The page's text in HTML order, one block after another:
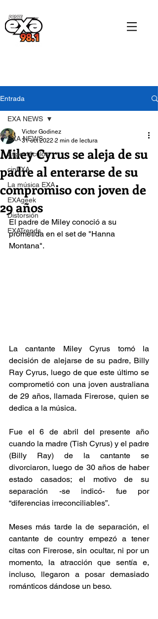
Entrada
EXA NEWS
Espectáculos
cinEXA
La música EXA
EXAgeek
Distorsión
EXATrends
EXA NEWS
Miley Cyrus se aleja de su
padre al enterarse de su
compromiso con joven de
29 años
Victor Godinez
31 oct 2022 2 min de lectura
El padre de Miley conoció a su
prometida en el set de "Hanna
Montana".
La cantante Miley Cyrus tomó la
decisión de alejarse de su padre, Billy
Ray Cyrus, luego de que este último se
comprometió con una joven australiana
de 29 años, llamada Firerose, quien se
dedica a la música.
Fue el 6 de abril del presente año
cuando la madre (Tish Cyrus) y el padre
(Billy Ray) de la cantante se
divorciaron, luego de 30 años de haber
estado casados; el motivo de su
separación -se indicó- fue por
“diferencias irreconciliables”.
Meses más tarde la de separación, el
cantante de country empezó a tener
citas con Firerose, sin ocultar, ni por un
momento, la atracción que sentía e,
incluso, llegaron a posar demasiado
románticos dándose un beso.